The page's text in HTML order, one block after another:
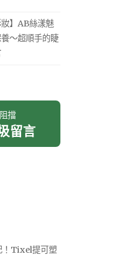
妝】AB絲漾魅
～超順手的睫
擋
留言
！Tixel提可塑